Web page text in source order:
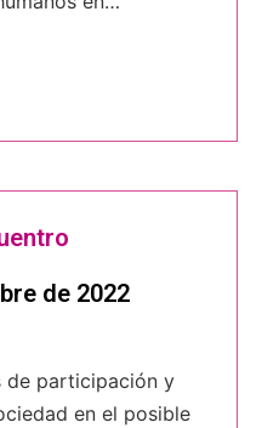
de 2022
de participación y
en el posible